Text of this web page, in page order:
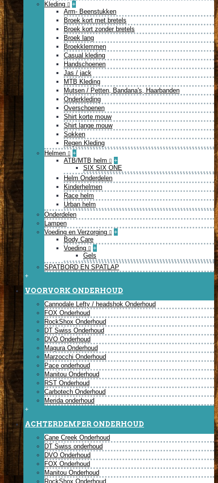
Kleding
+
Arm- Beenstukken
Broek kort met bretels
Broek kort zonder bretels
Broek lang
Broekklemmen
Casual kleding
Handschoenen
Jas / jack
MTB Kleding
Mutsen / Petten, Bandana's, Haarbanden
Onderkleding
Overschoenen
Shirt korte mouw
Shirt lange mouw
Sokken
Regen Kleding
Helmen
+
ATB/MTB helm
+
SIX SIX ONE
Helm Onderdelen
Kinderhelmen
Race helm
Urban helm
Onderdelen
Lampen
Voeding en Verzorging
+
Body Care
Voeding
+
Gels
SPATBORD EN SPATLAP
+
VOORVORK ONDERHOUD
Cannodale Lefty / headshok Onderhoud
FOX Onderhoud
RockShox Onderhoud
DT Swiss Onderhoud
DVO Onderhoud
Magura Onderhoud
Marzocchi Onderhoud
Pace onderhoud
Manitou Onderhoud
RST Onderhoud
Carbotech Onderhoud
Merida onderhoud
+
ACHTERDEMPER ONDERHOUD
Cane Creek Onderhoud
DT Swiss onderhoud
DVO Onderhoud
FOX Onderhoud
Manitou Onderhoud
RockShox Onderhoud